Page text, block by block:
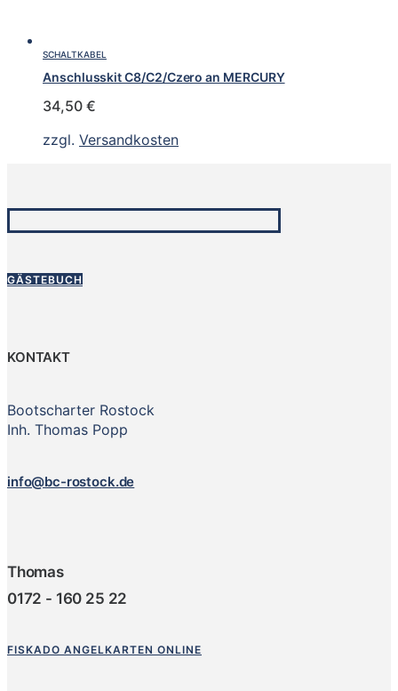
SCHALTKABEL
Anschlusskit C8/C2/Czero an MERCURY
34,50 €
zzgl. Versandkosten
GÄSTEBUCH
KONTAKT
Bootscharter Rostock
Inh. Thomas Popp
info@bc-rostock.de
Thomas
0172 - 160 25 22
FISKADO ANGELKARTEN ONLINE